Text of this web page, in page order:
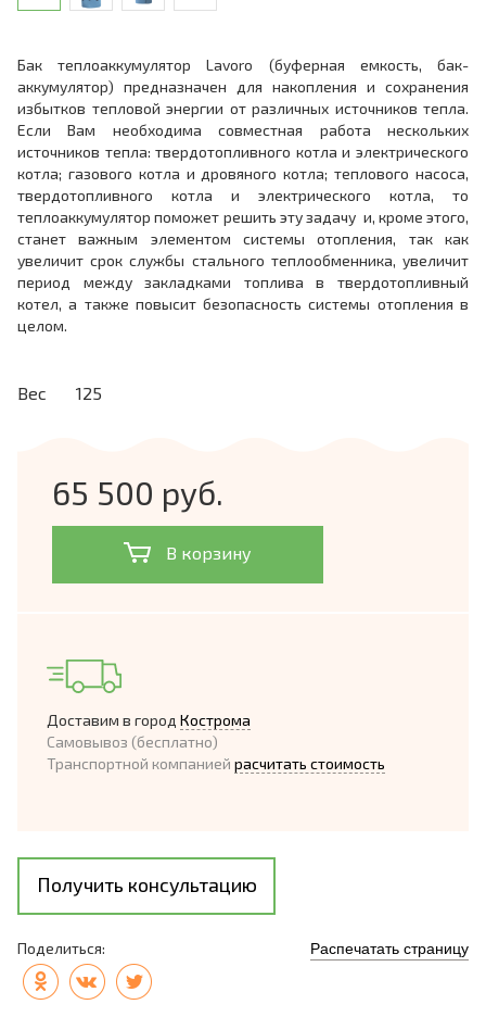
Бак теплоаккумулятор Lavoro (буферная емкость, бак-
аккумулятор) предназначен для накопления и сохранения
избытков тепловой энергии от различных источников тепла.
Если Вам необходима совместная работа нескольких
источников тепла: твердотопливного котла и электрического
котла; газового котла и дровяного котла; теплового насоса,
твердотопливного котла и электрического котла, то
теплоаккумулятор поможет решить эту задачу и, кроме этого,
станет важным элементом системы отопления, так как
увеличит срок службы стального теплообменника, увеличит
период между закладками топлива в твердотопливный
котел, а также повысит безопасность системы отопления в
целом.
Вес 125
65 500 руб.
В корзину
Доставим в город Кострома
Самовывоз (бесплатно)
Транспортной компанией расчитать стоимость
Получить консультацию
Поделиться: Распечатать страницу